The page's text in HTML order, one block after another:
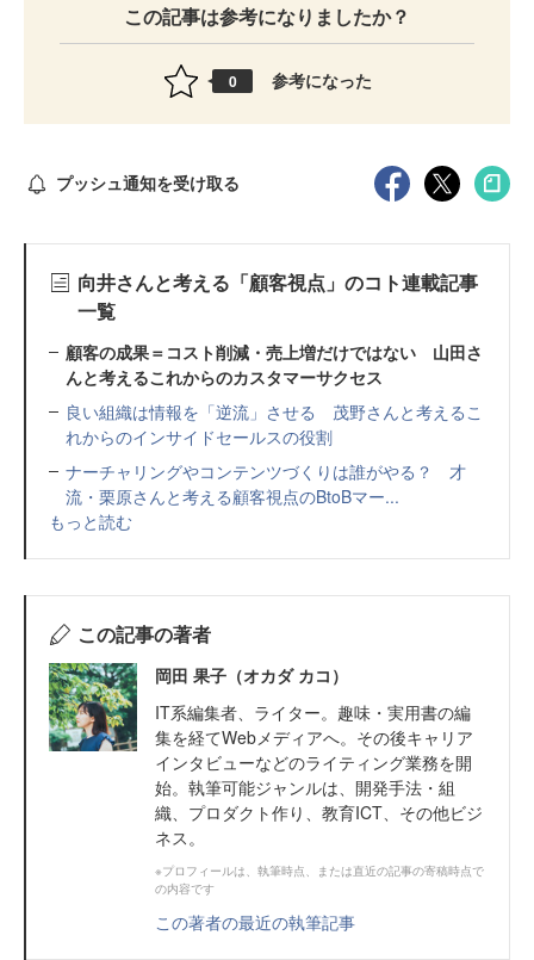
この記事は参考になりましたか？
0 参考になった
プッシュ通知を受け取る
向井さんと考える「顧客視点」のコト連載記事
一覧
顧客の成果＝コスト削減・売上増だけではない 山田さ
んと考えるこれからのカスタマーサクセス
良い組織は情報を「逆流」させる 茂野さんと考えるこ
れからのインサイドセールスの役割
ナーチャリングやコンテンツづくりは誰がやる？ 才
流・栗原さんと考える顧客視点のBtoBマー...
もっと読む
この記事の著者
岡田 果子（オカダ カコ）
IT系編集者、ライター。趣味・実用書の編
集を経てWebメディアへ。その後キャリア
インタビューなどのライティング業務を開
始。執筆可能ジャンルは、開発手法・組
織、プロダクト作り、教育ICT、その他ビジ
ネス。
※プロフィールは、執筆時点、または直近の記事の寄稿時点で
の内容です
この著者の最近の執筆記事